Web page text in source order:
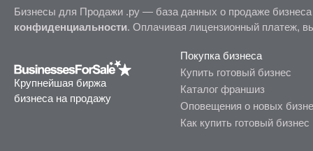
Бизнесы для Продажи .ру — база данных о продаже
конфиденциальности. Оплачивая лицензионный платеж,
Крупнейшая биржа
бизнеса на продажу
Покупка бизнеса
Купить готовый бизнес
Каталог франшиз
Оповещения о новых
Как купить готовый бизнес